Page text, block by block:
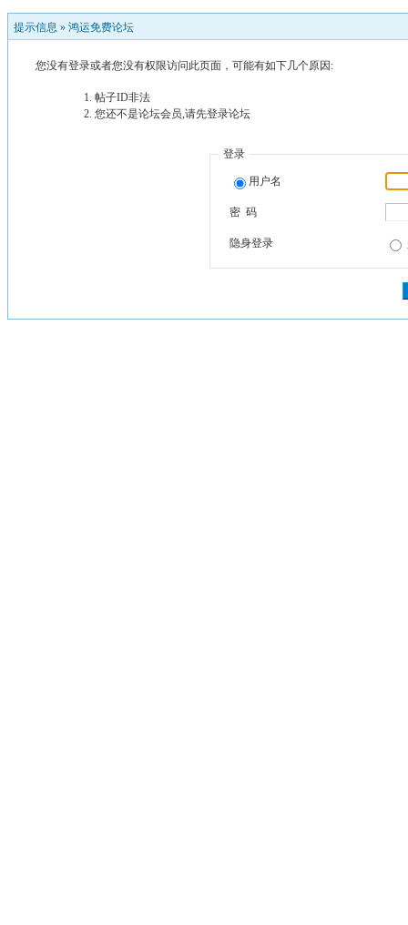
提示信息 » 鸿运免费论坛
您没有登录或者您没有权限访问此页面，可能有如下几个原因:
帖子ID非法
您还不是论坛会员,请先登录论坛
登录
用户名
密 码
隐身登录